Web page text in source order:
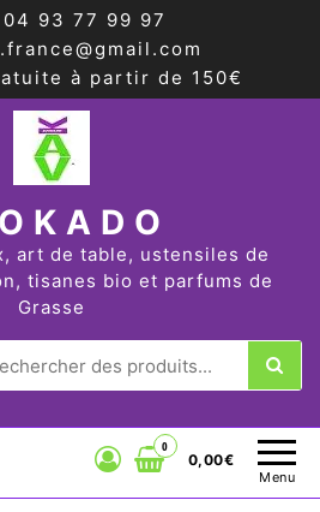
93 77 99 97
à partir de 150€
art de table, ustensiles de
tisanes bio et parfums de
Grasse
Menu
0
0,00€